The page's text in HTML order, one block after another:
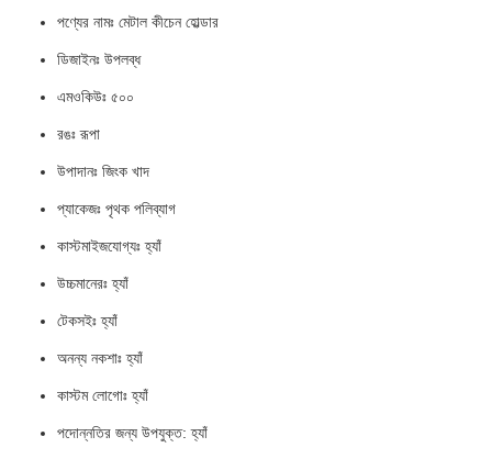
পণ্যের নামঃ মেটাল কীচেন হোল্ডার
ডিজাইনঃ উপলব্ধ
এমওকিউঃ ৫০০
রঙঃ রূপা
উপাদানঃ জিংক খাদ
প্যাকেজঃ পৃথক পলিব্যাগ
কাস্টমাইজযোগ্যঃ হ্যাঁ
উচ্চমানেরঃ হ্যাঁ
টেকসইঃ হ্যাঁ
অনন্য নকশাঃ হ্যাঁ
কাস্টম লোগোঃ হ্যাঁ
পদোন্নতির জন্য উপযুক্ত: হ্যাঁ